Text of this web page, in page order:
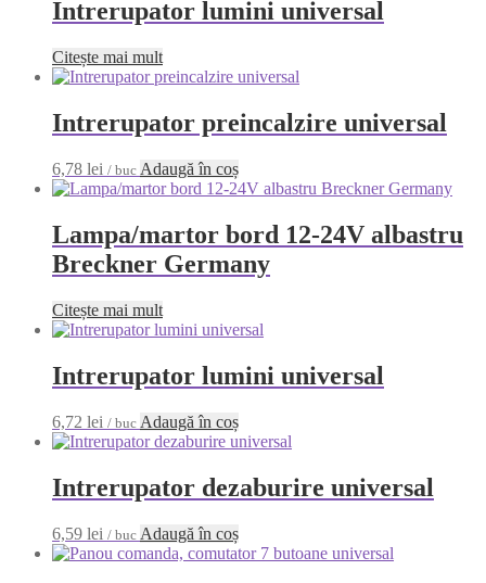
Intrerupator lumini universal
Citește mai mult
Intrerupator preincalzire universal
6,78 lei / buc Adaugă în coș
Lampa/martor bord 12-24V albastru
Breckner Germany
Citește mai mult
Intrerupator lumini universal
6,72 lei / buc Adaugă în coș
Intrerupator dezaburire universal
6,59 lei / buc Adaugă în coș